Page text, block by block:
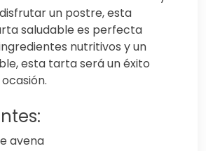
un postre, esta
saludable es perfecta
nutritivos y un
esta tarta será un éxito
avena